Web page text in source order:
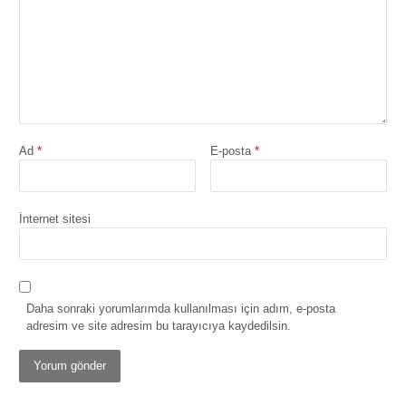
Ad * E-posta*
İnternet sitesi
Daha sonraki yorumlarımda kullanılması için adım, e-posta
adresim ve site adresim bu tarayıcıya kaydedilsin.